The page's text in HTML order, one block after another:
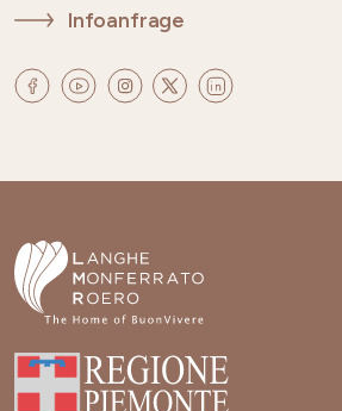
Infoanfrage